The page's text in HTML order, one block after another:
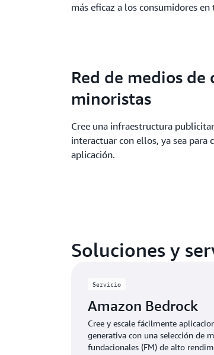
más eficaz a los consumidores en
Red de medios de
minoristas
Cree una infraestructura
interactuar con ellos, ya sea para
aplicación.
Soluciones y
Servicio
Amazon Bedrock
Cree y escale fácilmente
generativa con una selección de
fundacionales (FM) de alto